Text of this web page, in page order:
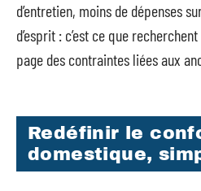
d’entretien, moins de dépenses
d’esprit : c’est ce que
page des contraintes liées aux
Redéfinir le
domestique,